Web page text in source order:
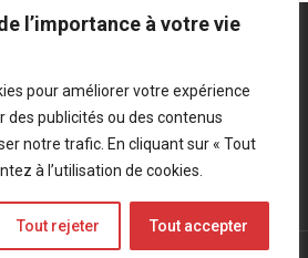
l’importance à votre vie
pour améliorer votre expérience
des publicités ou des contenus
notre trafic. En cliquant sur « Tout
à l’utilisation de cookies.
Tout rejeter Tout accepter
de confidentialité
Forces Operations Blog - 2022